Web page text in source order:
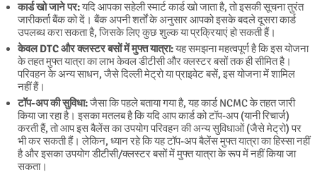
कार्ड खो जाने पर:यदि आपका सहेली स्मार्ट कार्ड खो जाता है, तो इसकी सूचना तुरंत
जारीकर्ता बैंक को दें। बैंक अपनी शर्तों के अनुसार आपको इसके बदले दूसरा कार्ड
उपलब्ध करा सकता है, जिसके लिए कुछ शुल्क या प्रक्रियाएं हो सकती हैं।
केवल DTC और क्लस्टर बसों में मुफ्त यात्रा:यह समझना महत्वपूर्ण है कि इस योजना
के तहत मुफ्त यात्रा का लाभ केवल डीटीसी और क्लस्टर बसों तक ही सीमित है।
परिवहन के अन्य साधन, जैसे दिल्ली मेट्रो या प्राइवेट बसें, इस योजना में शामिल
नहीं हैं।
टॉप-अप की सुविधा:जैसा कि पहले बताया गया है, यह कार्ड NCMC के तहत जारी
किया जा रहा है। इसका मतलब है कि यदि आप कार्ड को टॉप-अप (यानी रिचार्ज)
करती हैं, तो आप इस बैलेंस का उपयोग परिवहन की अन्य सुविधाओं (जैसे मेट्रो) पर
भी कर सकती हैं। लेकिन, ध्यान रहे कि यह टॉप-अप बैलेंस मुफ्त यात्रा का हिस्सा नहीं
है और इसका उपयोग डीटीसी/क्लस्टर बसों में मुफ्त यात्रा के रूप में नहीं किया जा
सकता।